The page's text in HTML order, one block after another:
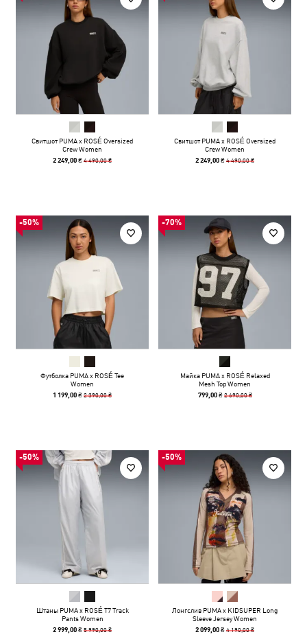
Свитшот PUMA x ROSÉ Oversized
Crew Women
2 249,00 ₴4 490,00 ₴
Свитшот PUMA x ROSÉ Oversized
Crew Women
2 249,00 ₴4 490,00 ₴
-50%
Футболка PUMA x ROSÉ Tee
Women
1 199,00 ₴2 390,00 ₴
-70%
Майка PUMA x ROSÉ Relaxed
Mesh Top Women
799,00 ₴ 2 690,00 ₴
-50%
Штаны PUMA x ROSÉ T7 Track
Pants Women
2 999,00 ₴5 990,00 ₴
-50%
Лонгслив PUMA x KIDSUPER Long
Sleeve Jersey Women
2 099,00 ₴4 190,00 ₴